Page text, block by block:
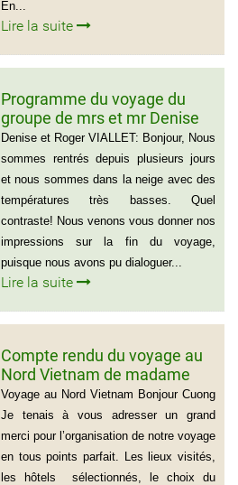
En...
Lire la suite
Programme du voyage du
groupe de mrs et mr Denise
et Roger VIALLET
Denise et Roger VIALLET: Bonjour, Nous
sommes rentrés depuis plusieurs jours
et nous sommes dans la neige avec des
températures très basses. Quel
contraste! Nous venons vous donner nos
impressions sur la fin du voyage,
puisque nous avons pu dialoguer...
Lire la suite
Compte rendu du voyage au
Nord Vietnam de madame
Marie Gammaitoni (Groupe
de Provelli Eric)
Voyage au Nord Vietnam Bonjour Cuong
Je tenais à vous adresser un grand
merci pour l’organisation de notre voyage
en tous points parfait. Les lieux visités,
les hôtels sélectionnés, le choix du